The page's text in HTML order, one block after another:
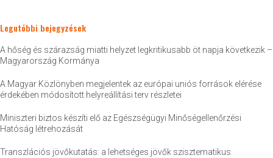
Legutóbbi bejegyzések
A hőség és szárazság miatti helyzet legkritikusabb öt napja következik –
Magyarország Kormánya
A Magyar Közlönyben megjelentek az európai uniós források elérése
érdekében módosított helyreállítási terv részletei
Miniszteri biztos készíti elő az Egészségügyi Minőségellenőrzési
Hatóság létrehozását
Transzlációs jövőkutatás: a lehetséges jövők szisztematikus